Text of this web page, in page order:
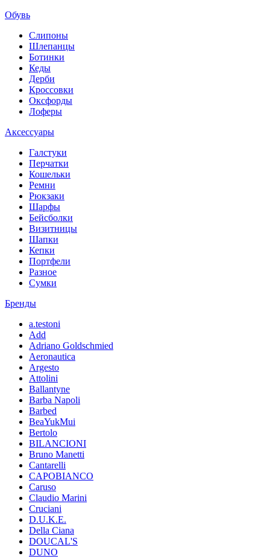
Обувь
Слипоны
Шлепанцы
Ботинки
Кеды
Дерби
Кроссовки
Оксфорды
Лоферы
Аксессуары
Галстуки
Перчатки
Кошельки
Ремни
Рюкзаки
Шарфы
Бейсболки
Визитницы
Шапки
Кепки
Портфели
Разное
Сумки
Бренды
a.testoni
Add
Adriano Goldschmied
Aeronautica
Argesto
Attolini
Ballantyne
Barba Napoli
Barbed
BeaYukMui
Bertolo
BILANCIONI
Bruno Manetti
Cantarelli
CAPOBIANCO
Caruso
Claudio Marini
Cruciani
D.U.K.E.
Della Ciana
DOUCAL'S
DUNO